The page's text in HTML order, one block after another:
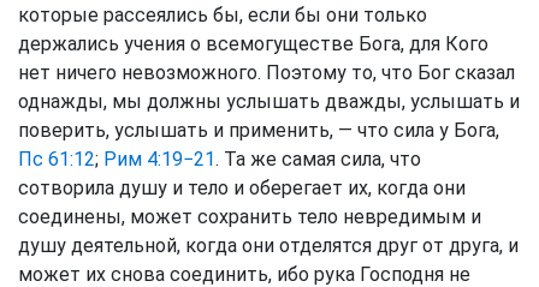
которые рассеялись бы, если бы они только
держались учения о всемогуществе Бога, для Кого
нет ничего невозможного. Поэтому то, что Бог сказал
однажды, мы должны услышать дважды, услышать и
поверить, услышать и применить, — что сила у Бога,
Пс 61:12; Рим 4:19−21. Та же самая сила, что
сотворила душу и тело и оберегает их, когда они
соединены, может сохранить тело невредимым и
душу деятельной, когда они отделятся друг от друга, и
может их снова соединить, ибо рука Господня не